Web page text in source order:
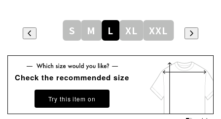
S M L XL XXL
Check the recommended size
Try this item on